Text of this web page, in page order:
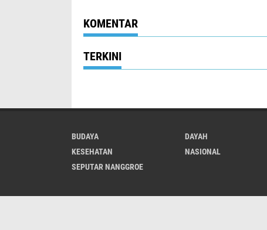
KOMENTAR
TERKINI
BUDAYA DAYAH
KESEHATAN
NASIONAL
SEPUTAR NANGGROE